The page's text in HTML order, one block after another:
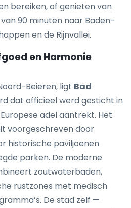
bereiken, of genieten van
90 minuten naar Baden-
en de Rijnvallei.
en Harmonie
Beieren, ligt Bad
dat officieel werd gesticht in
adel aantrekt. Het
voorgeschreven door
historische paviljoenen
parken. De moderne
zoutwaterbaden,
rustzones met medisch
De stad zelf —